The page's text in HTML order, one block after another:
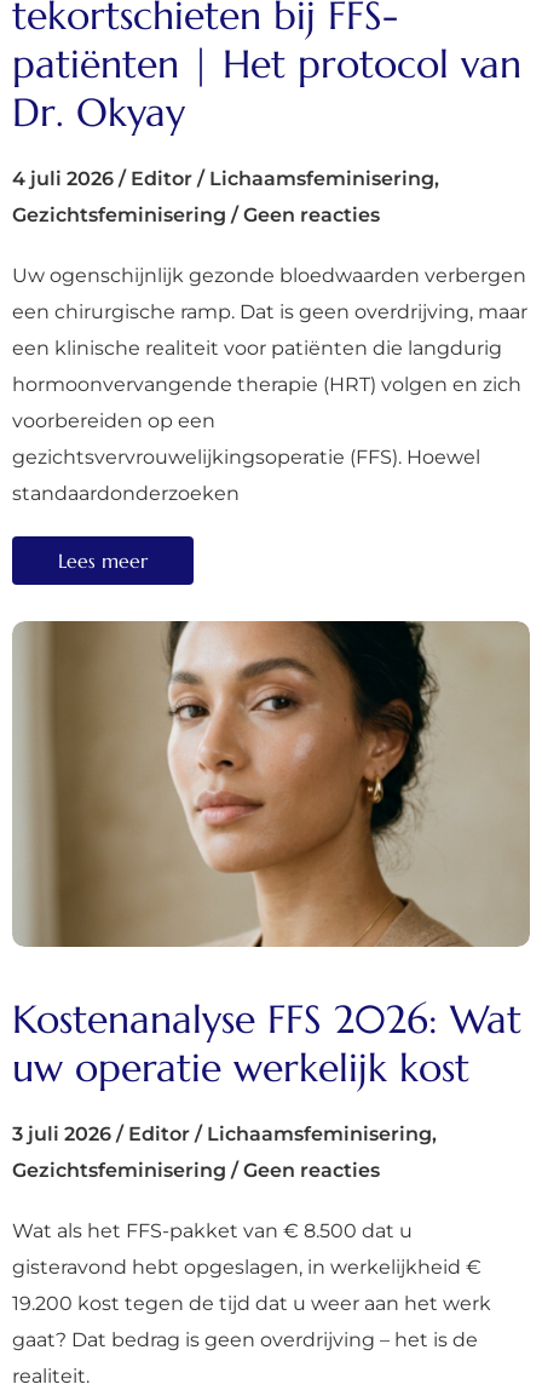
tekortschieten bij FFS-
patiënten | Het protocol van
Dr. Okyay
4 juli 2026 / Editor / Lichaamsfeminisering,
Gezichtsfeminisering / Geen reacties
Uw ogenschijnlijk gezonde bloedwaarden verbergen
een chirurgische ramp. Dat is geen overdrijving, maar
een klinische realiteit voor patiënten die langdurig
hormoonvervangende therapie (HRT) volgen en zich
voorbereiden op een
gezichtsvervrouwelijkingsoperatie (FFS). Hoewel
standaardonderzoeken
Lees meer
Kostenanalyse FFS 2026: Wat
uw operatie werkelijk kost
3 juli 2026 / Editor / Lichaamsfeminisering,
Gezichtsfeminisering / Geen reacties
Wat als het FFS-pakket van € 8.500 dat u
gisteravond hebt opgeslagen, in werkelijkheid €
19.200 kost tegen de tijd dat u weer aan het werk
gaat? Dat bedrag is geen overdrijving – het is de
realiteit.